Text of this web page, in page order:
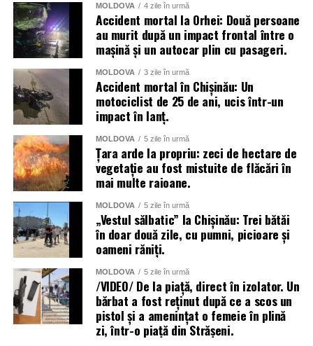
MOLDOVA 4 zile în urmă
Accident mortal la Orhei: Două persoane
au murit după un impact frontal între o
mașină și un autocar plin cu pasageri.
MOLDOVA 3 zile în urmă
Accident mortal în Chișinău: Un
motociclist de 25 de ani, ucis într-un
impact în lanț.
MOLDOVA 5 zile în urmă
Țara arde la propriu: zeci de hectare de
vegetație au fost mistuite de flăcări în
mai multe raioane.
MOLDOVA 5 zile în urmă
„Vestul sălbatic” la Chișinău: Trei bătăi
în doar două zile, cu pumni, picioare și
oameni răniți.
MOLDOVA 5 zile în urmă
/VIDEO/ De la piață, direct în izolator. Un
bărbat a fost reținut după ce a scos un
pistol și a amenințat o femeie în plină
zi, într-o piață din Strășeni.